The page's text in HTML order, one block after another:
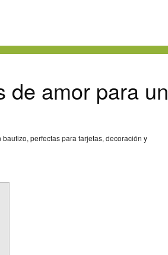
de amor para un
perfectas para tarjetas, decoración y